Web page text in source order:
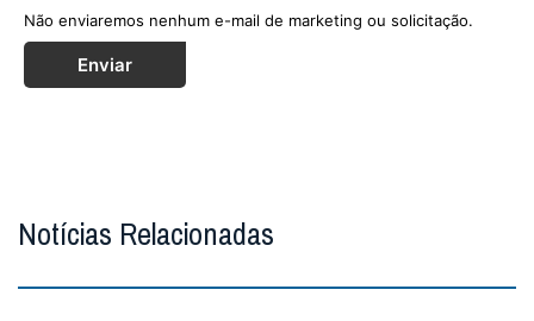
Não enviaremos nenhum e-mail de marketing ou solicitação.
Enviar
Notícias Relacionadas